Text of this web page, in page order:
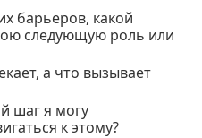
барьеров, какой
следующую роль или
а что вызывает
шаг я могу
к этому?